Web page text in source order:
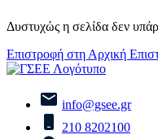
Δυστυχώς η σελίδα δεν
Επιστροφή στη Αρχική
info@gsee.gr
210 8202100